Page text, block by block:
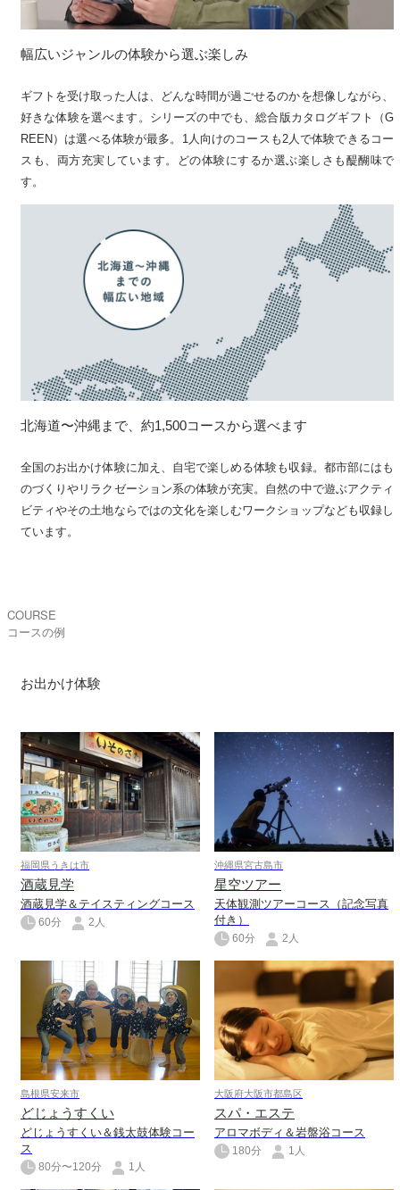
幅広いジャンルの体験から選ぶ楽しみ
ギフトを受け取った人は、どんな時間が過ごせるのかを想像しながら、
好きな体験を選べます。シリーズの中でも、総合版カタログギフト（G
REEN）は選べる体験が最多。1人向けのコースも2人で体験できるコー
スも、両方充実しています。どの体験にするか選ぶ楽しさも醍醐味で
す。
北海道〜沖縄まで、約1,500コースから選べます
全国のお出かけ体験に加え、自宅で楽しめる体験も収録。都市部にはも
のづくりやリラクゼーション系の体験が充実。自然の中で遊ぶアクティ
ビティやその土地ならではの文化を楽しむワークショップなども収録し
ています。
COURSE
コースの例
お出かけ体験
福岡県うきは市
酒蔵見学
酒蔵見学＆テイスティングコース
60分 2人
沖縄県宮古島市
星空ツアー
天体観測ツアーコース（記念写真
付き）
60分 2人
島根県安来市
どじょうすくい
どじょうすくい＆銭太鼓体験コー
ス
80分〜120分 1人
大阪府大阪市都島区
スパ・エステ
アロマボディ＆岩盤浴コース
180分 1人